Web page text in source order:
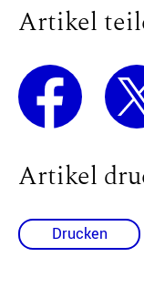
Artikel
Artikel
Drucken